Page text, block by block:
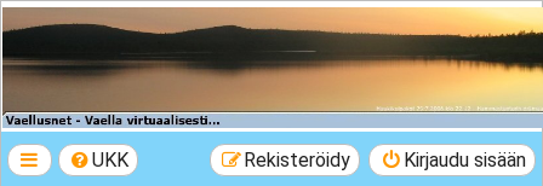
VAELLUSNET -
Vaellusturinat II
UKK Kirjaudu sisään
Rekisteröidy